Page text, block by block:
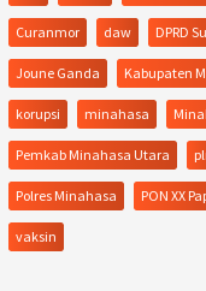
Curanmor daw DPRD
Joune Ganda Kabupaten
korupsi minahasa
Pemkab Minahasa Utara
Polres Minahasa PON XX
vaksin